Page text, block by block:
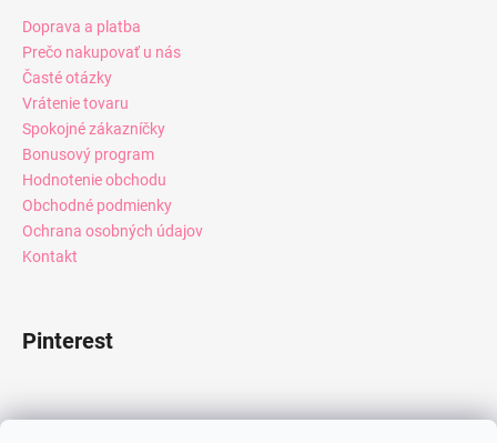
Doprava a platba
Prečo nakupovať u nás
Časté otázky
Vrátenie tovaru
Spokojné zákazníčky
Bonusový program
Hodnotenie obchodu
Obchodné podmienky
Ochrana osobných údajov
Kontakt
Pinterest